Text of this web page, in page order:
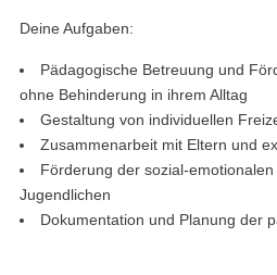
Deine Aufgaben:
Pädagogische Betreuung und
ohne Behinderung in ihrem Alltag
Gestaltung von individuellen
Zusammenarbeit mit Eltern und
Förderung der sozial-
Jugendlichen
Dokumentation und Planung der